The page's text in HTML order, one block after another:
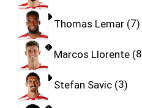
Thomas Lemar 7
Marcos Llorente 8
Stefan Savic 3